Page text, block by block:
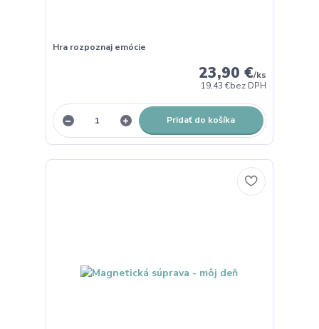
Hra rozpoznaj emócie
23,90 €/ks
19,43 €bez DPH
Pridať do košíka